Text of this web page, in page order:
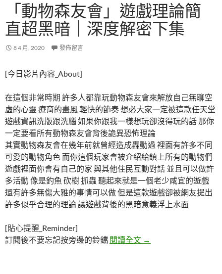
「動物森友會」遊戲理論簡
直超黑暗｜深度解密下集
8 4 月, 2020 發佈留言
[今日影片內容_About]
在這個非常時期 許多人都靠玩動物森友會來解放自己無聊空
虛的心靈 療育的畫風 輕快的節奏 想必大家一定被這款任天堂
遊戲資訊洗版跟洗腦 如果你跟我一樣想玩卻沒得玩的話 那你
一定要看所有動物森友會背後詭異恐怖理論
其實動物森友會在幾年前就曾經造成轟動過 裡面有許多不同
可愛的動物角色 而你這個玩家會被介紹給鎮上所有的動物們
遊戲裡面你會有自己的家 與其他住民互動對話 並且可以做許
多活動 像是釣魚 砍樹 抓蟲 聽起來就是一個老少咸宜的遊戲
還有許多無傷大雅的事情可以做 但是這款遊戲卻被網友提出
許多似乎合理的理論 讓遊戲背後的黑暗意義浮上水面
[貼心提醒_Reminder]
訂閱後不要忘記按旁邊的鈴鐺 閱讀全文 「動物森友會」遊戲
→